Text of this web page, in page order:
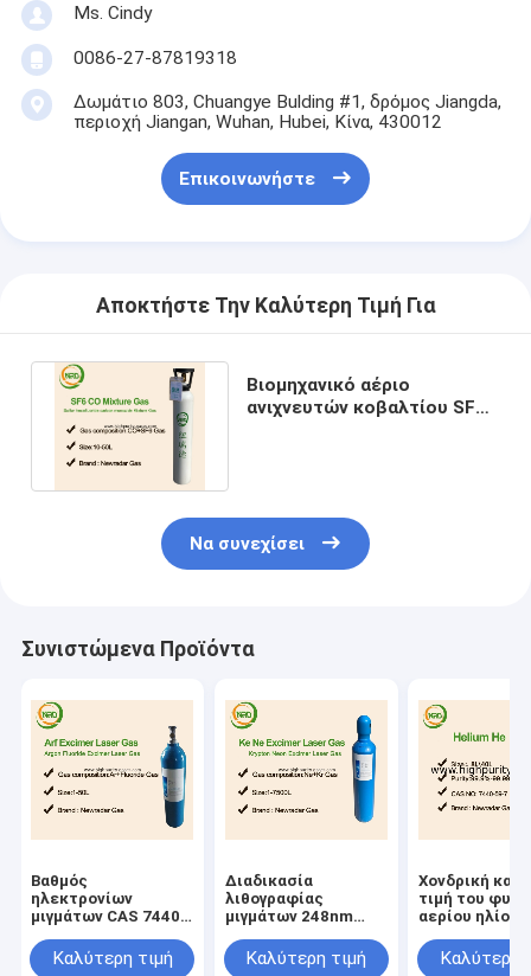
Ms. Cindy
0086-27-87819318
Δωμάτιο 803, Chuangye Bulding #1, δρόμος Jiangda,
περιοχή Jiangan, Wuhan, Hubei, Κίνα, 430012
Επικοινωνήστε
Αποκτήστε Την Καλύτερη Τιμή Για
Βιομηχανικό αέριο
ανιχνευτών κοβαλτίου SF6,
Να συνεχίσει
Συνιστώμενα Προϊόντα
Βαθμός
ηλεκτρονίων
μιγμάτων CAS 7440-
ειδικότητας νέου
αργού
Καλύτερη τιμή
Διαδικασία
λιθογραφίας
μιγμάτων 248nm
νέου κρυπτού
Καλύτερη τιμή
Χονδρική
τιμή του
αερίου ηλίου
Καλύτερη